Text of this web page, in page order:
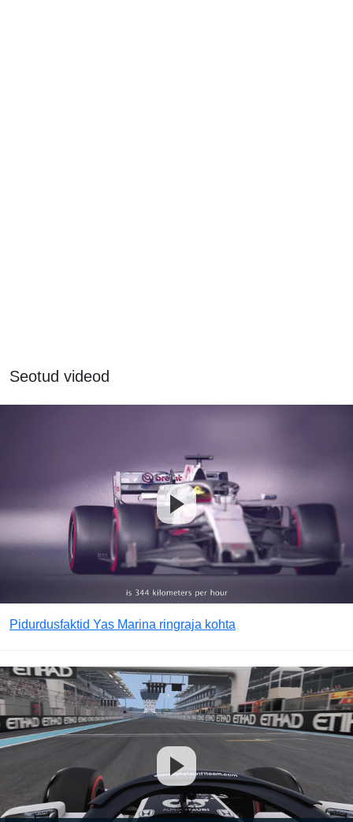
Seotud videod
Pidurdusfaktid Yas Marina ringraja kohta